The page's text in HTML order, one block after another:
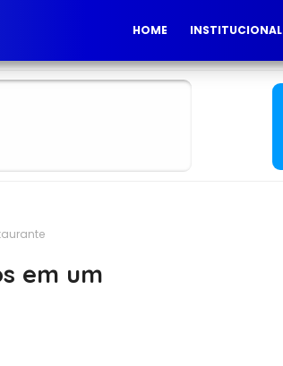
HOME INSTITUCIONAL
em um